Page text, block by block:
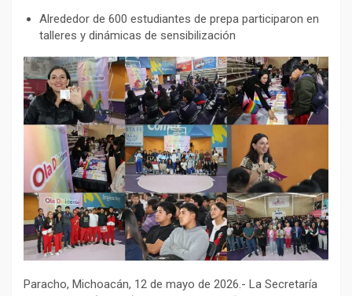
Alrededor de 600 estudiantes de prepa participaron en
talleres y dinámicas de sensibilización
Paracho, Michoacán, 12 de mayo de 2026.- La Secretaría